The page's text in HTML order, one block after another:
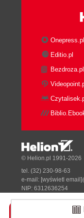
Wzorzec
kątem
9. Funkcje i
Kiedy
Onepress.pl
Editio.pl
Bezdroza.pl
Designed with ♥ by
© Helion.pl 1991-2026
tel. (32) 230-98-63
e-mail: [wyświetl
NIP: 6312636254